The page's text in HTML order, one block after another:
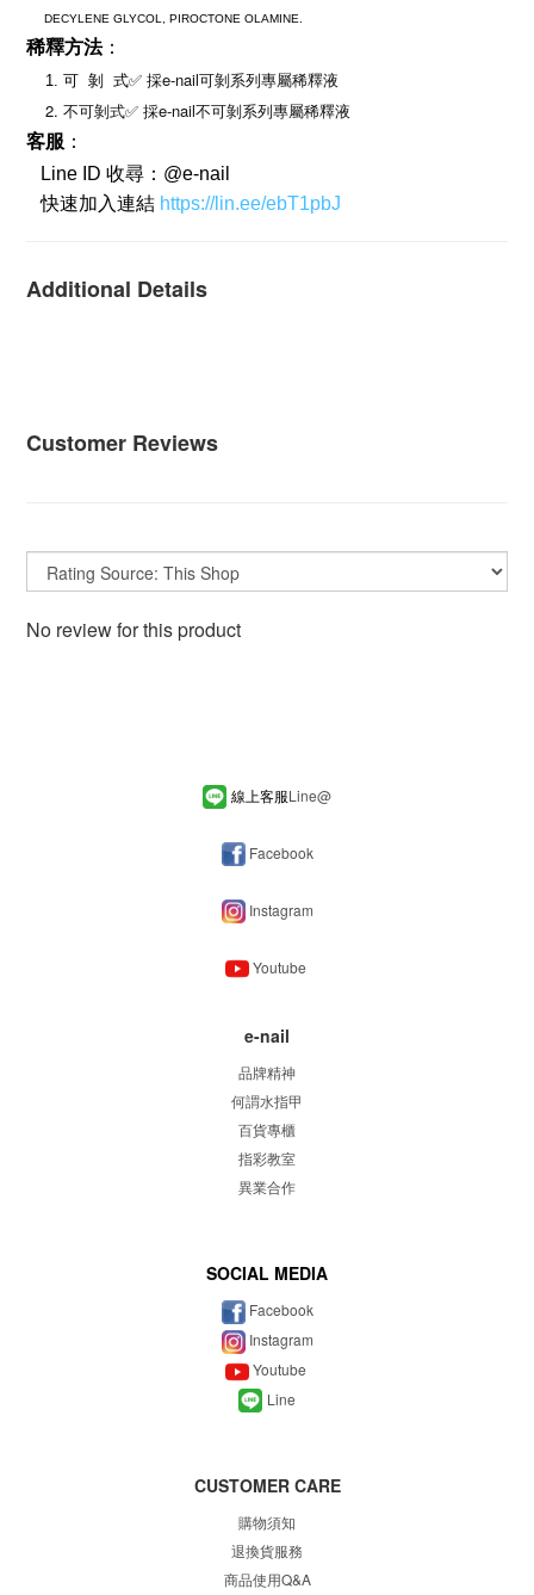
     DECYLENE GLYCOL, PIROCTONE OLAMINE.
稀釋方法：
    1. 可  剝  式✅
採e-nail可剝系列專屬稀釋液
2. 不可剝式✅ 採e-nail不可剝系列專屬稀釋液
客服 ：
   Line ID 收尋：@e-nail
   快速加入連結
https://lin.ee/ebT1pbJ
Additional Details
Customer Reviews
No review for this product
線上客服Line@
Facebook
Instagram
Youtube
e-nail
品牌精神
何謂水指甲
百貨專櫃
指彩教室
異業合作
SOCIAL MEDIA
Facebook
Instagram
Youtube
Line
CUSTOMER CARE
購物須知
退換貨服務
商品使用Q&A